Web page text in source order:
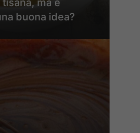
ma è
buona idea?